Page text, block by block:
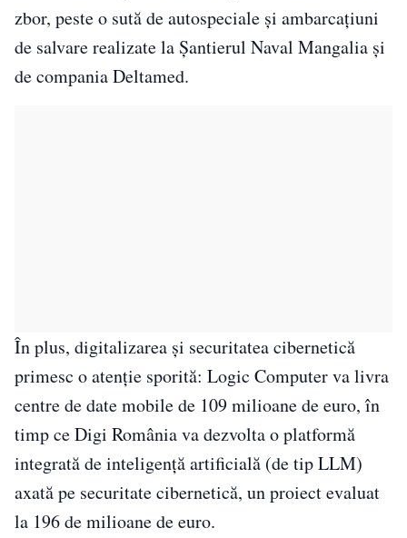
zbor, peste o sută de autospeciale și ambarcațiuni
de salvare realizate la Șantierul Naval Mangalia și
de compania Deltamed.
În plus, digitalizarea și securitatea cibernetică
primesc o atenție sporită: Logic Computer va livra
centre de date mobile de 109 milioane de euro, în
timp ce Digi România va dezvolta o platformă
integrată de inteligență artificială (de tip LLM)
axată pe securitate cibernetică, un proiect evaluat
la 196 de milioane de euro.